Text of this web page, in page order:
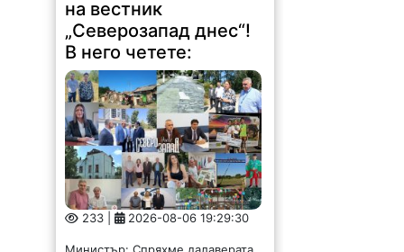
233 | 2026-08-06 19:29:30
Министър: Спряхме далаверата
за скандалните ливади около
АЕЦ! Жители се надигнаха
отново срещу разбит път Следят
постоянно водоснабдяването в
Северозапада Отпуснаха пари за
опустошено от пожар училище